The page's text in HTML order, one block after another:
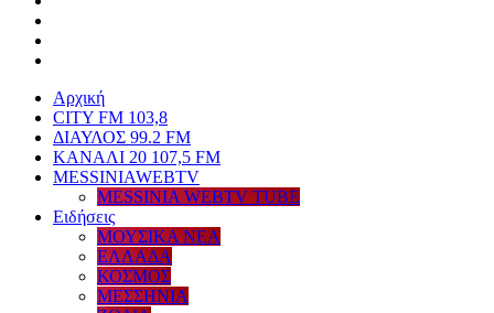
Αρχική
CITY FM 103,8
ΔΙΑΥΛΟΣ 99.2 FM
ΚΑΝΑΛΙ 20 107,5 FM
MESSINIAWEBTV
MESSINIA WEBTV TUBE
Eιδήσεις
ΜΟΥΣΙΚΑ ΝΕΑ
ΕΛΛΑΔΑ
ΚΟΣΜΟΣ
ΜΕΣΣΗΝΙΑ